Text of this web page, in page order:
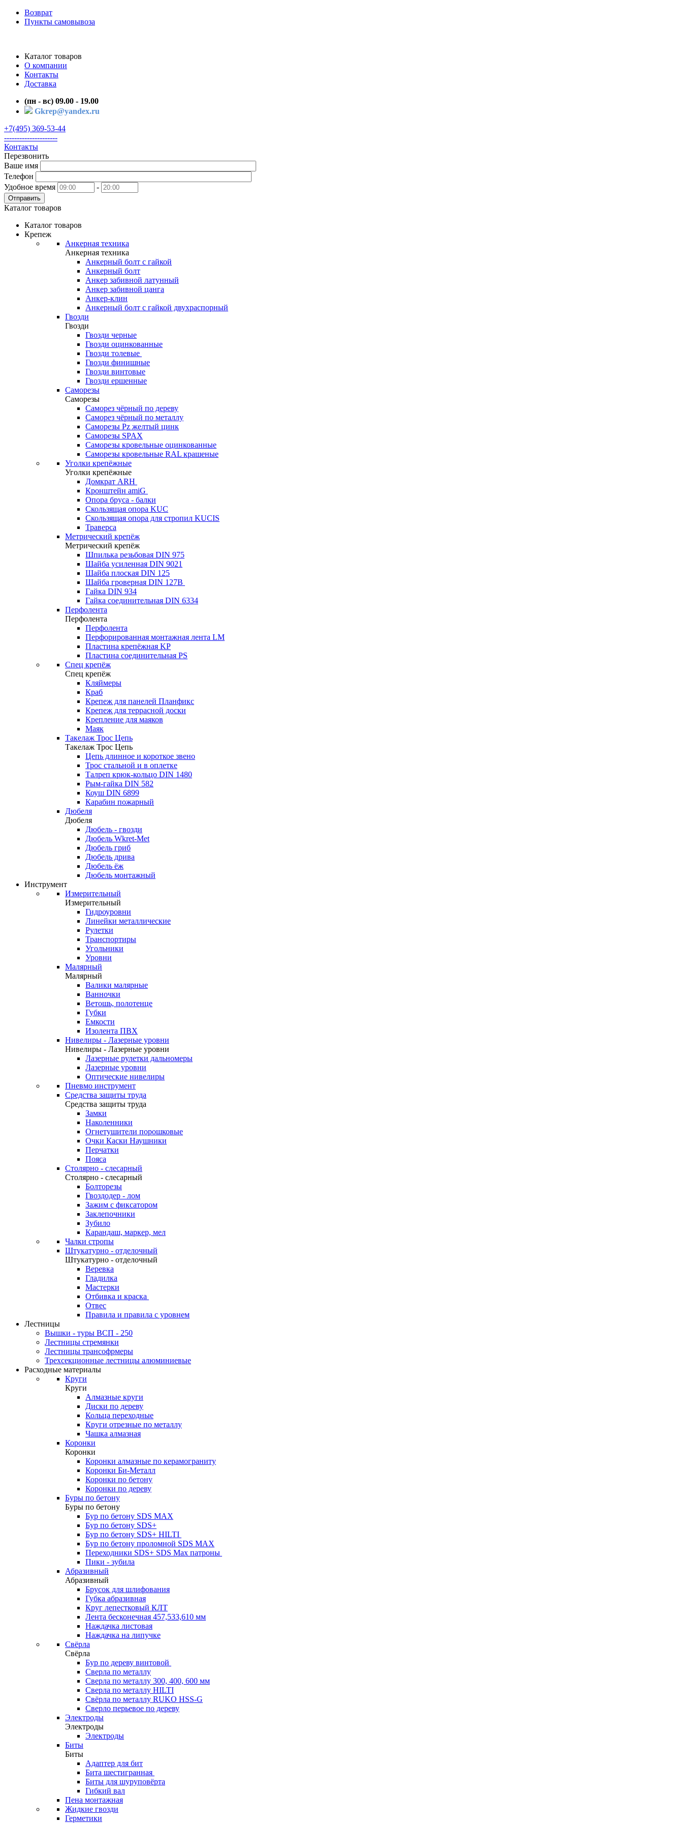
Возврат
Пункты самовывоза
Каталог товаров
О компании
Контакты
Доставка
(пн - вс) 09.00 - 19.00
Gkrep@yandex.ru
+7(495) 369-53-44
---------------------
Контакты
Перезвонить
Ваше имя
Телефон
Удобное время
-
Отправить
Каталог товаров
Каталог товаров
Крепеж
Анкерная техника
Анкерная техника
Анкерный болт с гайкой
Анкерный болт
Анкер забивной латунный
Анкер забивной цанга
Анкер-клин
Анкерный болт с гайкой двухраспорный
Гвозди
Гвозди
Гвозди черные
Гвозди оцинкованные
Гвозди толевые
Гвозди финишные
Гвозди винтовые
Гвозди ершенные
Саморезы
Саморезы
Саморез чёрный по дереву
Саморез чёрный по металлу
Саморезы Pz желтый цинк
Саморезы SPAX
Саморезы кровельные оцинкованные
Саморезы кровельные RAL крашеные
Уголки крепёжные
Уголки крепёжные
Домкрат ARH
Кронштейн amiG
Опора бруса - балки
Скользящая опора KUC
Скользящая опора для стропил KUCIS
Траверса
Метрический крепёж
Метрический крепёж
Шпилька резьбовая DIN 975
Шайба усиленная DIN 9021
Шайба плоская DIN 125
Шайба гроверная DIN 127B
Гайка DIN 934
Гайка соединительная DIN 6334
Перфолента
Перфолента
Перфолента
Перфорированная монтажная лента LM
Пластина крепёжная KP
Пластина соединительная PS
Спец крепёж
Спец крепёж
Кляймеры
Краб
Крепеж для панелей Планфикс
Крепеж для террасной доски
Крепление для маяков
Маяк
Такелаж Трос Цепь
Такелаж Трос Цепь
Цепь длинное и короткое звено
Трос стальной и в оплетке
Талреп крюк-кольцо DIN 1480
Рым-гайка DIN 582
Коуш DIN 6899
Карабин пожарный
Дюбеля
Дюбеля
Дюбель - гвозди
Дюбель Wkret-Met
Дюбель гриб
Дюбель дрива
Дюбель ёж
Дюбель монтажный
Инструмент
Измерительный
Измерительный
Гидроуровни
Линейки металлические
Рулетки
Транспортиры
Угольники
Уровни
Малярный
Малярный
Валики малярные
Ванночки
Ветошь, полотенце
Губки
Емкости
Изолента ПВХ
Нивелиры - Лазерные уровни
Нивелиры - Лазерные уровни
Лазерные рулетки дальномеры
Лазерные уровни
Оптические нивелиры
Пневмо инструмент
Средства защиты труда
Средства защиты труда
Замки
Наколенники
Огнетушители порошковые
Очки Каски Наушники
Перчатки
Пояса
Столярно - слесарный
Столярно - слесарный
Болторезы
Гвоздодер - лом
Зажим с фиксатором
Заклепочники
Зубило
Карандаш, маркер, мел
Чалки стропы
Штукатурно - отделочный
Штукатурно - отделочный
Веревка
Гладилка
Мастерки
Отбивка и краска
Отвес
Правила и правила с уровнем
Лестницы
Вышки - туры ВСП - 250
Лестницы стремянки
Лестницы трансофрмеры
Трехсекционные лестницы алюминиевые
Расходные материалы
Круги
Круги
Алмазные круги
Диски по дереву
Кольца переходные
Круги отрезные по металлу
Чашка алмазная
Коронки
Коронки
Коронки алмазные по керамограниту
Коронки Би-Металл
Коронки по бетону
Коронки по дереву
Буры по бетону
Буры по бетону
Бур по бетону SDS MAX
Бур по бетону SDS+
Бур по бетону SDS+ HILTI
Бур по бетону проломной SDS MAX
Переходники SDS+ SDS Max патроны
Пики - зубила
Абразивный
Абразивный
Брусок для шлифования
Губка абразивная
Круг лепестковый КЛТ
Лента бесконечная 457,533,610 мм
Наждачка листовая
Наждачка на липучке
Свёрла
Свёрла
Бур по дереву винтовой
Сверла по металлу
Сверла по металлу 300, 400, 600 мм
Сверла по металлу HILTI
Свёрла по металлу RUKO HSS-G
Сверло перьевое по дереву
Электроды
Электроды
Электроды
Биты
Биты
Адаптер для бит
Бита шестигранная
Биты для шуруповёрта
Гибкий вал
Пена монтажная
Жидкие гвозди
Герметики